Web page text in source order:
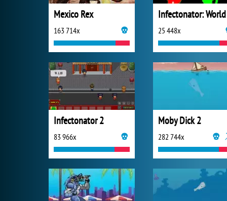
Mexico Rex
163 714x 25 448x
Infectonator 2
83 966x
Moby Dick 2
282 744x